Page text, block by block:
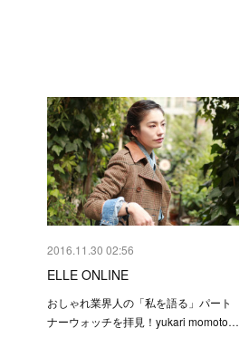
2016.11.30 02:56
ELLE ONLINE
おしゃれ業界人の「私を語る」パート
ナーウォッチを拝見！yukari momoto…